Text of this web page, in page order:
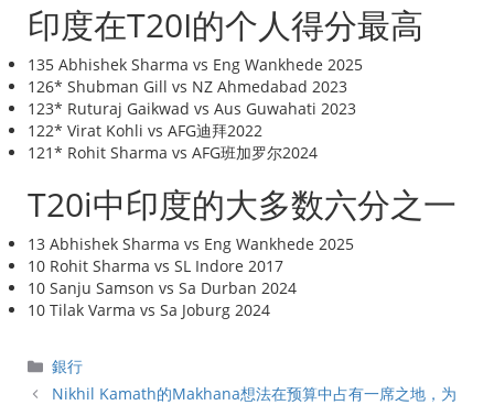
印度在T20I的个人得分最高
135 Abhishek Sharma vs Eng Wankhede 2025
126* Shubman Gill vs NZ Ahmedab​​ad 2023
123* Ruturaj Gaikwad vs Aus Guwahati 2023
122* Virat Kohli vs AFG迪拜2022
121* Rohit Sharma vs AFG班加罗尔2024
T20i中印度的大多数六分之一
13 Abhishek Sharma vs Eng Wankhede 2025
10 Rohit Sharma vs SL Indore 2017
10 Sanju Samson vs Sa Durban 2024
10 Tilak Varma vs Sa Joburg 2024
分
類
銀行
Nikhil Kamath的Makhana想法在预算中占有一席之地，为